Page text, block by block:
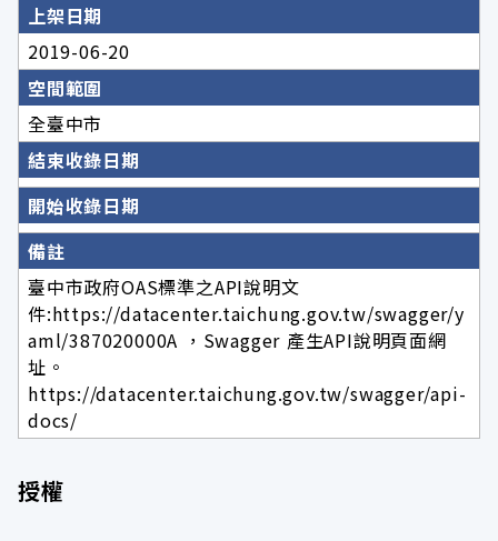
上架日期
2019-06-20
空間範圍
全臺中市
結束收錄日期
開始收錄日期
備註
臺中市政府OAS標準之API說明文
件:https://datacenter.taichung.gov.tw/swagger/y
aml/387020000A ，Swagger 產生API說明頁面網
址。
https://datacenter.taichung.gov.tw/swagger/api-
docs/
授權